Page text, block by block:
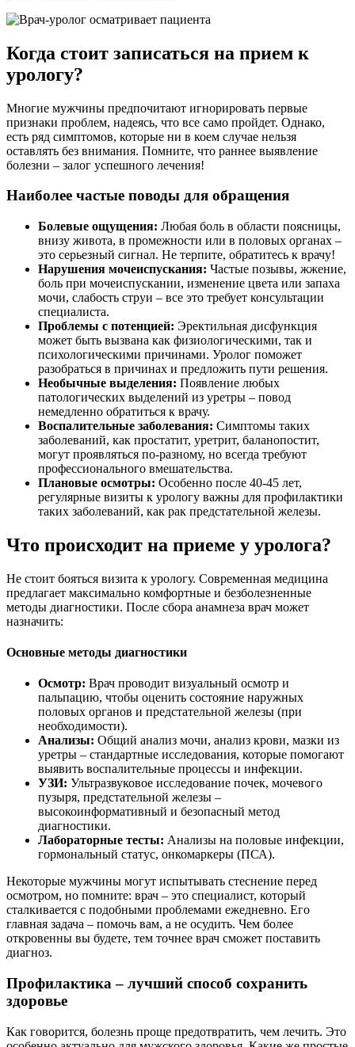
Когда стоит записаться на прием к
урологу?
Многие мужчины предпочитают игнорировать первые
признаки проблем, надеясь, что все само пройдет. Однако,
есть ряд симптомов, которые ни в коем случае нельзя
оставлять без внимания. Помните, что раннее выявление
болезни – залог успешного лечения!
Наиболее частые поводы для обращения
Болевые ощущения: Любая боль в области поясницы,
внизу живота, в промежности или в половых органах –
это серьезный сигнал. Не терпите, обратитесь к врачу!
Нарушения мочеиспускания: Частые позывы, жжение,
боль при мочеиспускании, изменение цвета или запаха
мочи, слабость струи – все это требует консультации
специалиста.
Проблемы с потенцией: Эректильная дисфункция
может быть вызвана как физиологическими, так и
психологическими причинами. Уролог поможет
разобраться в причинах и предложить пути решения.
Необычные выделения: Появление любых
патологических выделений из уретры – повод
немедленно обратиться к врачу.
Воспалительные заболевания: Симптомы таких
заболеваний, как простатит, уретрит, баланопостит,
могут проявляться по-разному, но всегда требуют
профессионального вмешательства.
Плановые осмотры: Особенно после 40-45 лет,
регулярные визиты к урологу важны для профилактики
таких заболеваний, как рак предстательной железы.
Что происходит на приеме у уролога?
Не стоит бояться визита к урологу. Современная медицина
предлагает максимально комфортные и безболезненные
методы диагностики. После сбора анамнеза врач может
назначить:
Основные методы диагностики
Осмотр: Врач проводит визуальный осмотр и
пальпацию, чтобы оценить состояние наружных
половых органов и предстательной железы (при
необходимости).
Анализы: Общий анализ мочи, анализ крови, мазки из
уретры – стандартные исследования, которые помогают
выявить воспалительные процессы и инфекции.
УЗИ: Ультразвуковое исследование почек, мочевого
пузыря, предстательной железы –
высокоинформативный и безопасный метод
диагностики.
Лабораторные тесты: Анализы на половые инфекции,
гормональный статус, онкомаркеры (ПСА).
Некоторые мужчины могут испытывать стеснение перед
осмотром, но помните: врач – это специалист, который
сталкивается с подобными проблемами ежедневно. Его
главная задача – помочь вам, а не осудить. Чем более
откровенны вы будете, тем точнее врач сможет поставить
диагноз.
Профилактика – лучший способ сохранить
здоровье
Как говорится, болезнь проще предотвратить, чем лечить. Это